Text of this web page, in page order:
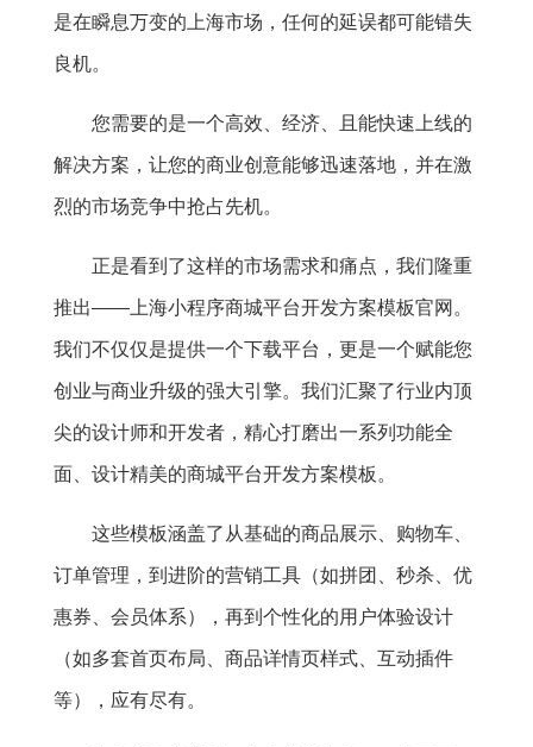
是在瞬息万变的上海市场，任何的延误都可能错失
良机。
您需要的是一个高效、经济、且能快速上线的
解决方案，让您的商业创意能够迅速落地，并在激
烈的市场竞争中抢占先机。
正是看到了这样的市场需求和痛点，我们隆重
推出——上海小程序商城平台开发方案模板官网。
我们不仅仅是提供一个下载平台，更是一个赋能您
创业与商业升级的强大引擎。我们汇聚了行业内顶
尖的设计师和开发者，精心打磨出一系列功能全
面、设计精美的商城平台开发方案模板。
这些模板涵盖了从基础的商品展示、购物车、
订单管理，到进阶的营销工具（如拼团、秒杀、优
惠券、会员体系），再到个性化的用户体验设计
（如多套首页布局、商品详情页样式、互动插件
等），应有尽有。